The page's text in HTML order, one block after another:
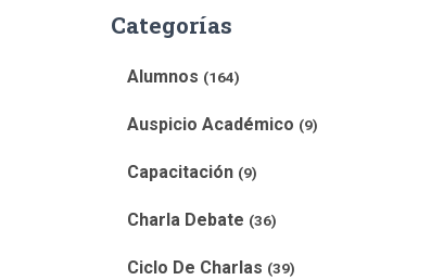
Categorías
Alumnos (164)
Auspicio Académico (9)
Capacitación (9)
Charla Debate (36)
Ciclo De Charlas (39)